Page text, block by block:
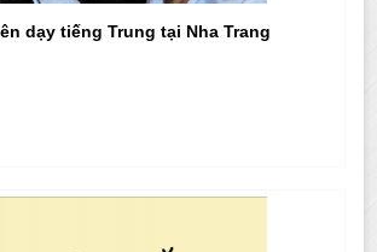
dạy tiếng Trung tại Nha Trang